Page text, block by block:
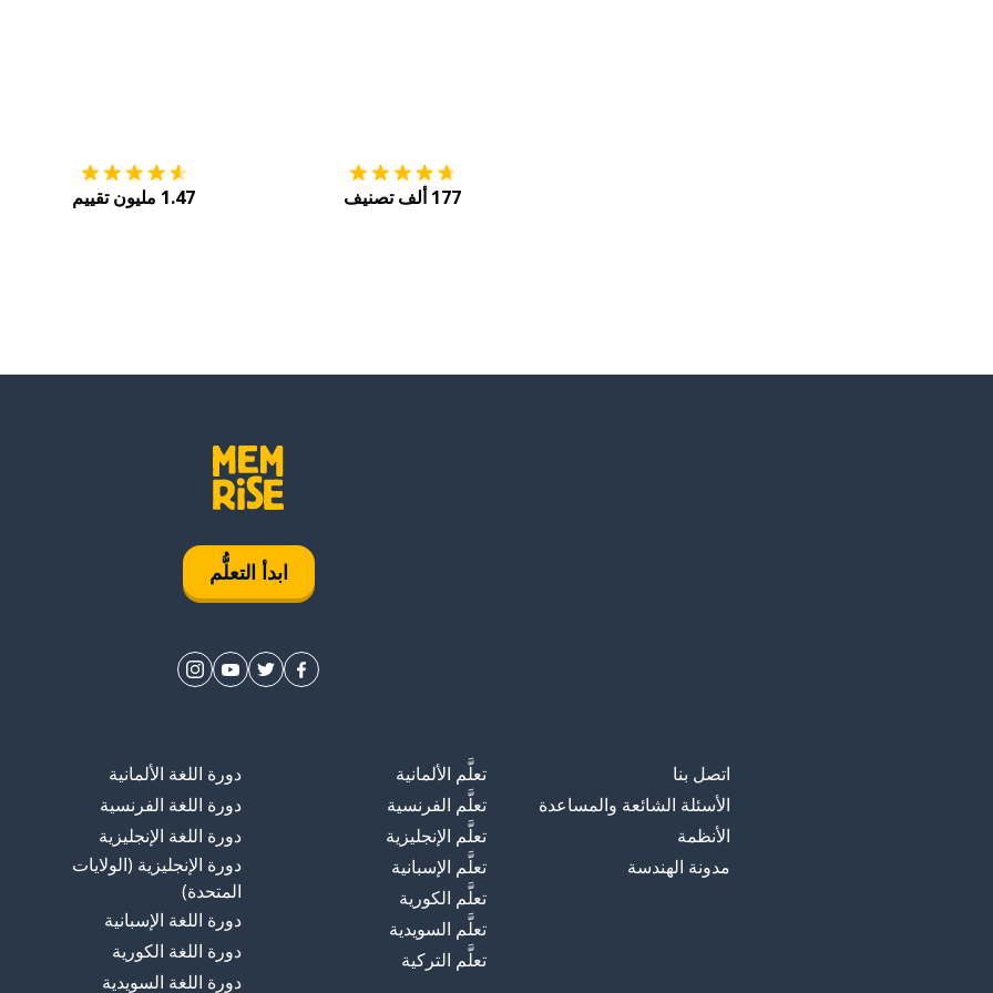
177 ألف تصنيف 1.47 مليون تقييم
ابدأ التعلُّم
اتصل بنا
الأسئلة الشائعة والمساعدة
الأنظمة
مدونة الهندسة
تعلَّم الألمانية
تعلَّم الفرنسية
تعلَّم الإنجليزية
تعلَّم الإسبانية
تعلَّم الكورية
تعلَّم السويدية
تعلَّم التركية
دورة اللغة الألمانية
دورة اللغة الفرنسية
دورة اللغة الإنجليزية
دورة الإنجليزية (الولايات
المتحدة)
دورة اللغة الإسبانية
دورة اللغة الكورية
دورة اللغة السويدية